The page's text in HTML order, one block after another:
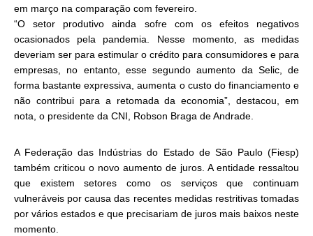
em março na comparação com fevereiro.
“O setor produtivo ainda sofre com os efeitos negativos
ocasionados pela pandemia. Nesse momento, as medidas
deveriam ser para estimular o crédito para consumidores e para
empresas, no entanto, esse segundo aumento da Selic, de
forma bastante expressiva, aumenta o custo do financiamento e
não contribui para a retomada da economia”, destacou, em
nota, o presidente da CNI, Robson Braga de Andrade.
A Federação das Indústrias do Estado de São Paulo (Fiesp)
também criticou o novo aumento de juros. A entidade ressaltou
que existem setores como os serviços que continuam
vulneráveis por causa das recentes medidas restritivas tomadas
por vários estados e que precisariam de juros mais baixos neste
momento.